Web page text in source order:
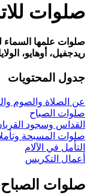
صلوات
صلوات علمها
ريدجفيل، أوهايو،
جدول المحتويات
عن الصلاة والصوم
صلوات الصباح
القداس وسجود
صلوات المسبحة
التأمل في الآلام
أعمال التكريس
صلوات الصباح